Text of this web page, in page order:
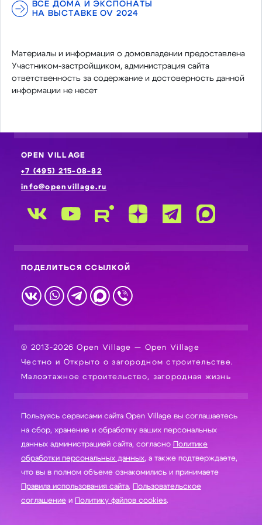
ВСЕ ДОМА И ЭКСПОНАТЫ
НА ВЫСТАВКЕ OV 2024
Материалы и информация о домовладении предоставлена
Участником-застройщиком, администрация сайта
ответственность за содержание и достоверность данной
информации не несет
OPEN VILLAGE
+7 (495) 215-08-82
info@openvillage.ru
ПОДЕЛИТЬСЯ ССЫЛКОЙ
© 2013-2026 Open Village — Open Village
Честно и Открыто о загородном строительстве.
Малоэтажное строительство, загородная жизнь
Пользуясь сервисами сайта Open Village вы соглашаетесь
на сбор, хранение и обработку ваших персональных
данных администрацией сайта, согласно Политике
обработки персональных данных, а также подтверждаете,
что вы в полном объеме ознакомились и принимаете
Правила использования сайта, Пользовательское
соглашение и Политику файлов cookies.